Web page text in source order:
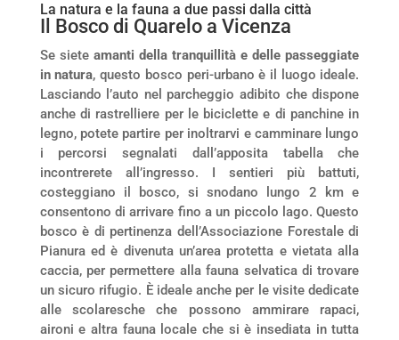
La natura e la fauna a due passi dalla città
Il Bosco di Quarelo a Vicenza
Se siete amanti della tranquillità e delle passeggiate
in natura, questo bosco peri-urbano è il luogo ideale.
Lasciando l’auto nel parcheggio adibito che dispone
anche di rastrelliere per le biciclette e di panchine in
legno, potete partire per inoltrarvi e camminare lungo
i percorsi segnalati dall’apposita tabella che
incontrerete all’ingresso. I sentieri più battuti,
costeggiano il bosco, si snodano lungo 2 km e
consentono di arrivare fino a un piccolo lago. Questo
bosco è di pertinenza dell’Associazione Forestale di
Pianura ed è divenuta un’area protetta e vietata alla
caccia, per permettere alla fauna selvatica di trovare
un sicuro rifugio. È ideale anche per le visite dedicate
alle scolaresche che possono ammirare rapaci,
aironi e altra fauna locale che si è insediata in tutta